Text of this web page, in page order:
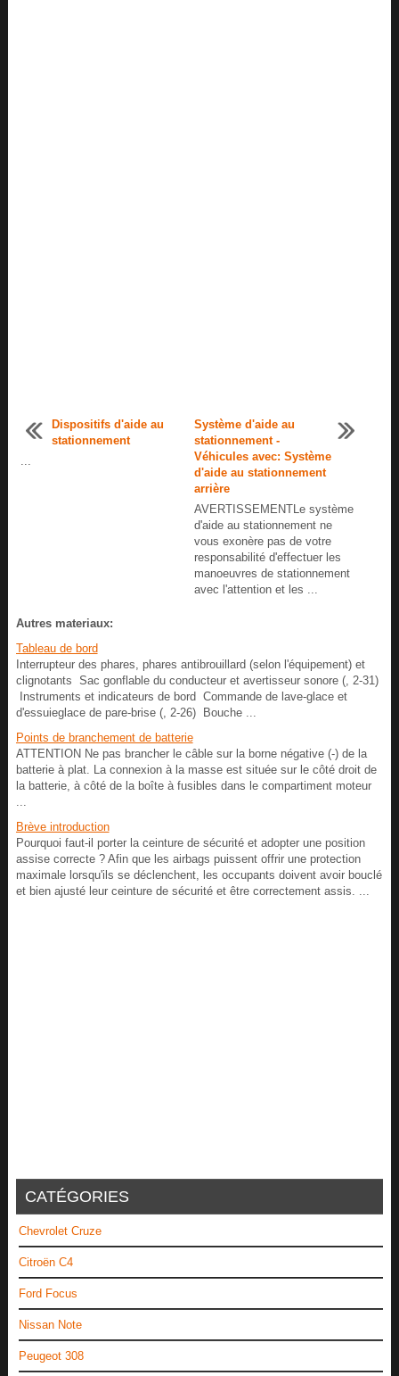
Dispositifs d'aide au
stationnement
Système d'aide au
stationnement -
Véhicules avec: Système
d'aide au stationnement
arrière
AVERTISSEMENTLe système
d'aide au stationnement ne
vous exonère pas de votre
responsabilité d'effectuer les
manoeuvres de stationnement
avec l'attention et les ...
Autres materiaux:
Tableau de bord
Interrupteur des phares, phares antibrouillard (selon l'équipement) et
clignotants Sac gonflable du conducteur et avertisseur sonore (, 2-31)
Instruments et indicateurs de bord Commande de lave-glace et
d'essuieglace de pare-brise (, 2-26) Bouche ...
Points de branchement de batterie
ATTENTION Ne pas brancher le câble sur la borne négative (-) de la
batterie à plat. La connexion à la masse est située sur le côté droit de
la batterie, à côté de la boîte à fusibles dans le compartiment moteur
Brève introduction
Pourquoi faut-il porter la ceinture de sécurité et adopter une position
assise correcte ? Afin que les airbags puissent offrir une protection
maximale lorsqu'ils se déclenchent, les occupants doivent avoir bouclé
et bien ajusté leur ceinture de sécurité et être correctement assis. ...
CATÉGORIES
Chevrolet Cruze
Citroën C4
Ford Focus
Nissan Note
Peugeot 308